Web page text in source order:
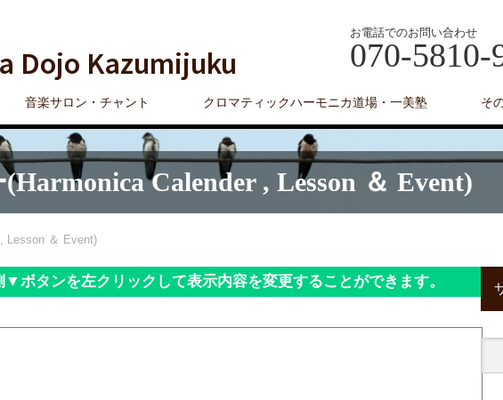
Dojo Kazumijuku
お電話でのお問い合わせ
070-5810-
音楽サロン・チャント クロマティックハーモニカ道場・一美塾 そ
Calender , Lesson ＆ Event)
Lesson ＆ Event)
ボタンを左クリックして表示内容を変更することができます。